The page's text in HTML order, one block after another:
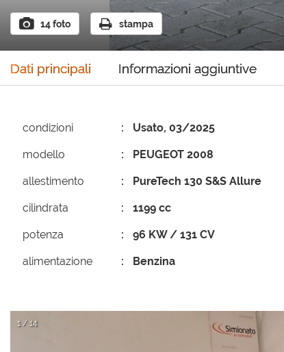
14 foto stampa
Dati principali Informazioni aggiuntive
condizioni Usato, 03/2025
modello PEUGEOT 2008
allestimento PureTech 130 S&S Allure
cilindrata 1199 cc
potenza 96 KW / 131 CV
alimentazione Benzina
1 / 14